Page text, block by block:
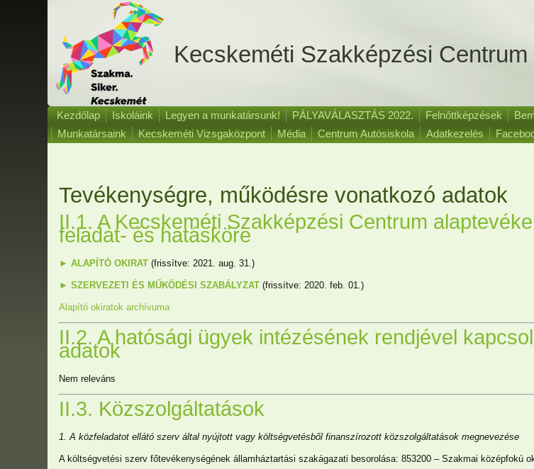
Kecskeméti Szakképzési Centrum
Kezdőlap Iskoláink Legyen a munkatársunk! PÁLYAVÁLASZTÁS 2022. Felnőttképzések
Munkatársaink
Kecskeméti Vizsgaközpont Média Centrum Autósiskola Adatkezelés
Tevékenységre, működésre vonatkozó adatok
II.1. A Kecskeméti Szakképzési Centrum
feladat- és hatásköre
► ALAPÍTÓ OKIRAT (frissítve: 2021. aug. 31.)
► SZERVEZETI ÉS MŰKÖDÉSI SZABÁLYZAT (frissítve: 2020. feb. 01.)
Alapító okiratok archívuma
II.2. A hatósági ügyek intézésének rendjével
adatok
Nem releváns
II.3. Közszolgáltatások
1. A közfeladatot ellátó szerv által nyújtott vagy költségvetésből finanszírozott közszolgáltatások megnevezése
A költségvetési szerv főtevékenységének államháztartási szakágazati besorolása: 853200 – Szakmai középfokú